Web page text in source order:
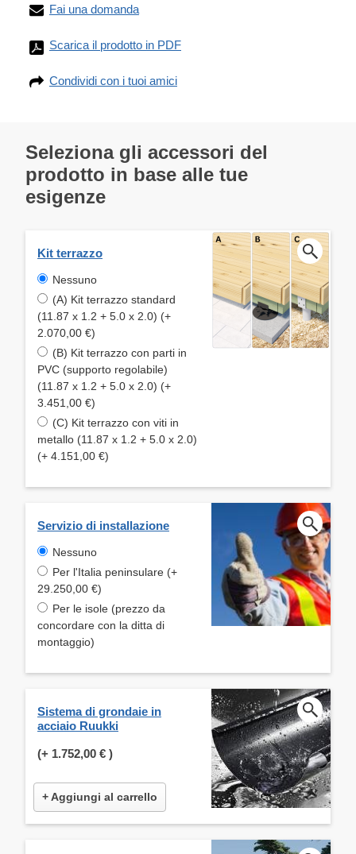
Fai una domanda
Scarica il prodotto in PDF
Condividi con i tuoi amici
Seleziona gli accessori del
prodotto in base alle tue
esigenze
Kit terrazzo
Nessuno
(A) Kit terrazzo standard
(11.87 x 1.2 + 5.0 x 2.0) (+
2.070,00 €)
(B) Kit terrazzo con parti in
PVC (supporto regolabile)
(11.87 x 1.2 + 5.0 x 2.0) (+
3.451,00 €)
(C) Kit terrazzo con viti in
metallo (11.87 x 1.2 + 5.0 x 2.0)
(+ 4.151,00 €)
Servizio di installazione
Nessuno
Per l'Italia peninsulare (+
29.250,00 €)
Per le isole (prezzo da
concordare con la ditta di
montaggio)
Sistema di grondaie in
acciaio Ruukki
(+ 1.752,00 € )
+ Aggiungi al carrello